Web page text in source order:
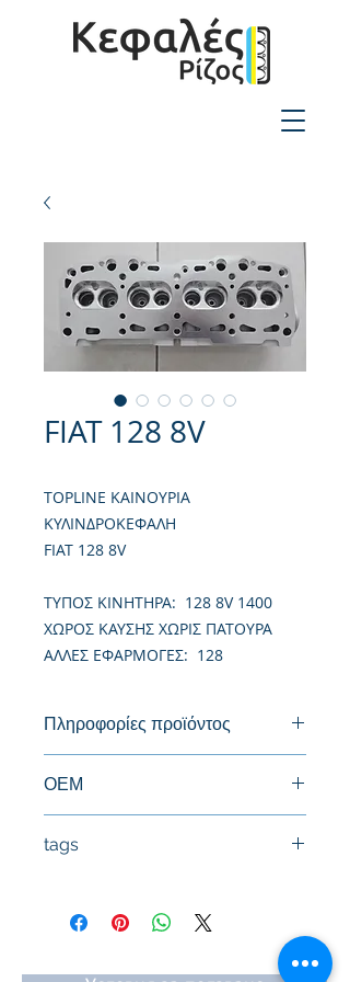
FIAT 128 8V
TOPLINE ΚΑΙΝΟΥΡΙΑ
ΚΥΛΙΝΔΡΟΚΕΦΑΛΗ
FIAT 128 8V
TΥΠΟΣ ΚΙΝΗΤΗΡΑ: 128 8V 1400
ΧΩΡΟΣ ΚΑΥΣΗΣ ΧΩΡΙΣ ΠΑΤΟΥΡΑ
ΑΛΛΕΣ ΕΦΑΡΜΟΓΕΣ: 128
Πληροφορίες προϊόντος
ΟΕΜ
tags
#Κυλινδροκεφαλή #Κεφαλάρι
#TPTOPLINE